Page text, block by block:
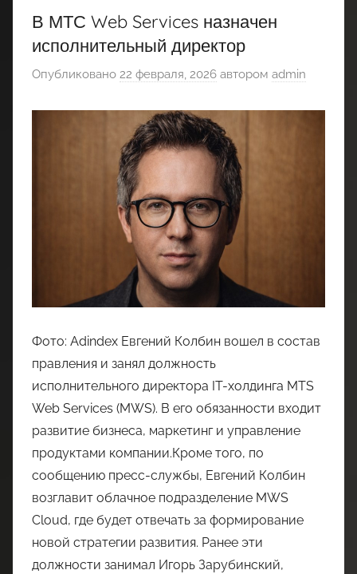
В МТС Web Services назначен
исполнительный директор
Опубликовано 22 февраля, 2026 автором admin
Фото: Adindex Евгений Колбин вошел в состав
правления и занял должность
исполнительного директора IT-холдинга MTS
Web Services (MWS). В его обязанности входит
развитие бизнеса, маркетинг и управление
продуктами компании.Кроме того, по
сообщению пресс-службы, Евгений Колбин
возглавит облачное подразделение MWS
Cloud, где будет отвечать за формирование
новой стратегии развития. Ранее эти
должности занимал Игорь Зарубинский,